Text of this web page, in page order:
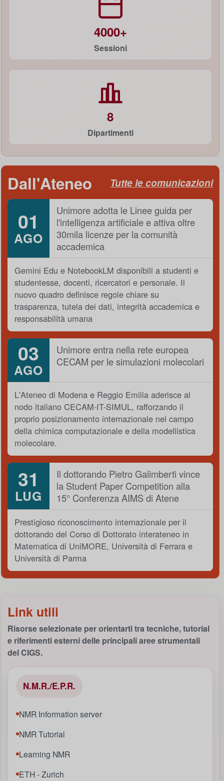
4000+
Sessioni
8
Dipartimenti
Dall'Ateneo Tutte le comunicazioni
01
AGO
Unimore adotta le Linee guida per
l'intelligenza artificiale e attiva oltre
30mila licenze per la comunità
accademica
Gemini Edu e NotebookLM disponibili a studenti e
studentesse, docenti, ricercatori e personale. Il
nuovo quadro definisce regole chiare su
trasparenza, tutela dei dati, integrità accademica e
responsabilità umana
03
AGO
Unimore entra nella rete europea
CECAM per le simulazioni molecolari
L'Ateneo di Modena e Reggio Emilia aderisce al
nodo italiano CECAM-IT-SIMUL, rafforzando il
proprio posizionamento internazionale nel campo
della chimica computazionale e della modellistica
molecolare.
31
LUG
Il dottorando Pietro Galimberti vince
la Student Paper Competition alla
15° Conferenza AIMS di Atene
Prestigioso riconoscimento internazionale per il
dottorando del Corso di Dottorato interateneo in
Matematica di UniMORE, Università di Ferrara e
Università di Parma
Link utili
Risorse selezionate per orientarti tra tecniche, tutorial
e riferimenti esterni delle principali aree strumentali
del CIGS.
N.M.R./E.P.R.
NMR Information server
NMR Tutorial
Learning NMR
ETH - Zurich